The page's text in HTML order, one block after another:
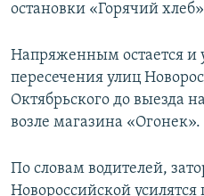
остановки «Горячий
Напряженным остается и
пересечения улиц
Октябрьского до выезда
возле магазина «Огонек».
По словам водителей,
Новороссийской усилятся